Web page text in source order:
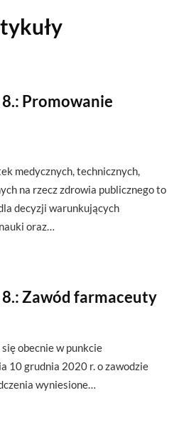
Promowanie
medycznych, technicznych,
na rzecz zdrowia publicznego to
decyzji warunkujących
oraz…
8.: Zawód farmaceuty
obecnie w punkcie
10 grudnia 2020 r. o zawodzie
wyniesione…